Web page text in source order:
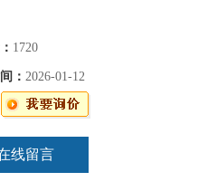
以依靠压着物来计算压缩比；
可以配单回路泵浦，双回路
泵浦UP-455VG-5.
工时，可以配套引擎发电机或引
速、安全。
国家标准制造，以CNC线切割尺
1720
： 2026-01-12
线留言